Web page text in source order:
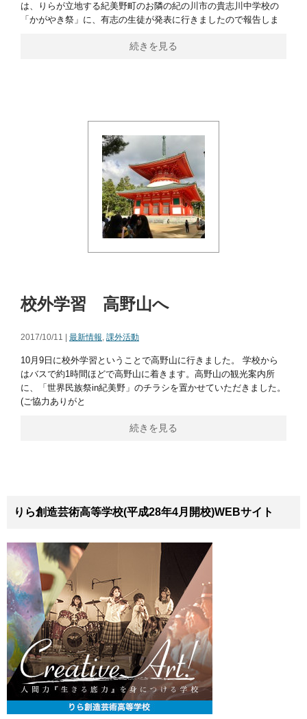
は、りらが立地する紀美野町のお隣の紀の川市の貴志川中学校の
「かがやき祭」に、有志の生徒が発表に行きましたので報告しま
続きを見る
校外学習 高野山へ
2017/10/11 | 最新情報, 課外活動
10月9日に校外学習ということで高野山に行きました。 学校から
はバスで約1時間ほどで高野山に着きます。高野山の観光案内所
に、「世界民族祭in紀美野」のチラシを置かせていただきました。
(ご協力ありがと
続きを見る
りら創造芸術高等学校(平成28年4月開校)WEBサイト